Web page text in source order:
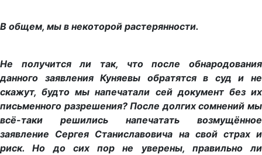
В общем, мы в некоторой растерянности.
Не получится ли так, что после обнародования
данного заявления Куняевы обратятся в суди не
скажут, будто мы напечатали сей документ без их
письменного разрешения? После долгих сомнений мы
всё-таки решились напечатать возмущённое
заявление Сергея Станиславовича на свой страх и
риск. Но до сих пор не уверены, правильно ли